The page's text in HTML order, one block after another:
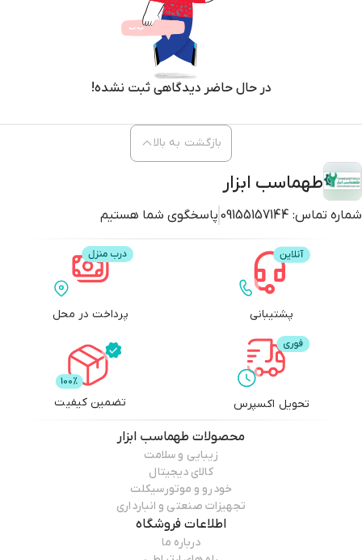
در حال حاضر دیدگاهی ثبت نشده!
طهماسب ابزار
شماره تماس: 09155157144 پاسخگوی شما هستیم
بازگشت به بالا
پشتیبانی پرداخت در محل
تحویل اکسپرس تضمین کیفیت
محصولات طهماسب ابزار
زیبایی و سلامت
کالای دیجیتال
خودرو و موتورسیکلت
تجهیزات صنعتی و انبارداری
اطلاعات فروشگاه
درباره ما